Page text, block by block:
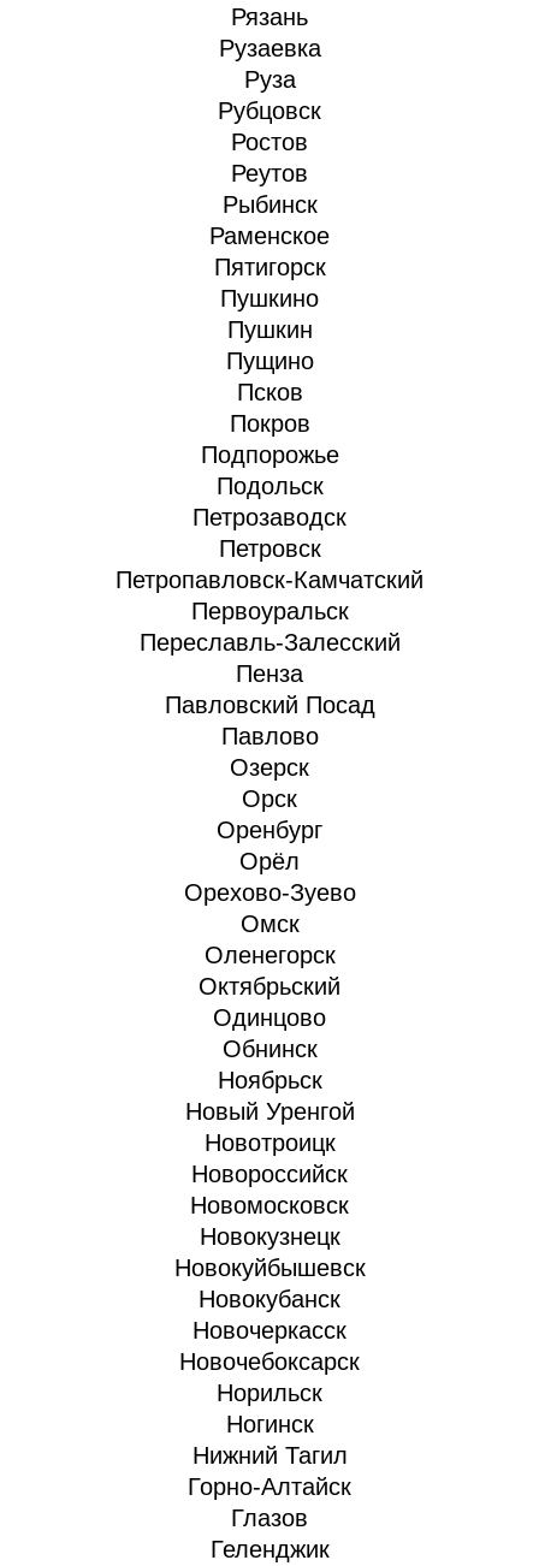
Рязань
Рузаевка
Руза
Рубцовск
Ростов
Реутов
Рыбинск
Раменское
Пятигорск
Пушкино
Пушкин
Пущино
Псков
Покров
Подпорожье
Подольск
Петрозаводск
Петровск
Петропавловск-Камчатский
Первоуральск
Переславль-Залесский
Пенза
Павловский Посад
Павлово
Озерск
Орск
Оренбург
Орёл
Орехово-Зуево
Омск
Оленегорск
Октябрьский
Одинцово
Обнинск
Ноябрьск
Новый Уренгой
Новотроицк
Новороссийск
Новомосковск
Новокузнецк
Новокуйбышевск
Новокубанск
Новочеркасск
Новочебоксарск
Норильск
Ногинск
Нижний Тагил
Горно-Алтайск
Глазов
Геленджик